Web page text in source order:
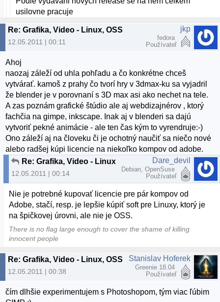
usilovne pracuje
Re: Grafika, Video - Linux, OSS
12.05.2011 | 00:11
jkp
fedora
Používateľ
Ahoj
naozaj záleží od uhla pohľadu a čo konkrétne chceš
vytvárať. kamoš z prahy čo tvorí hry v 3dmax-ku sa vyjadril
že blender je v porovnaní s 3D max asi ako nechet na tele.
A zas poznám grafické štúdio ale aj webdizajnérov , ktorý
fachčia na gimpe, inkscape. Inak aj v blenderi sa dajú
vytvoriť pekné animácie - ale ten čas kým to vyrendruje:-)
Ono záleží aj na človeku či je ochotný naučiť sa niečo nové
alebo radšej kúpi licencie na niekoľko kompov od adobe.
Re: Grafika, Video - Linux, OSS
12.05.2011 | 00:14
Dare_devil
Debian, OpenSuse
Používateľ
Nie je potrebné kupovať licencie pre pár kompov od
Adobe, stačí, resp. je lepšie kúpiť soft pre Linuxy, ktorý je
na špičkovej úrovni, ale nie je OSS.
There is no flag large enough to cover the shame of killing
innocent people
Re: Grafika, Video - Linux, OSS
12.05.2011 | 00:38
Stanislav Hoferek
Greenie 18.04
Používateľ
čím dlhšie experimentujem s Photoshopom, tým viac ľúbim